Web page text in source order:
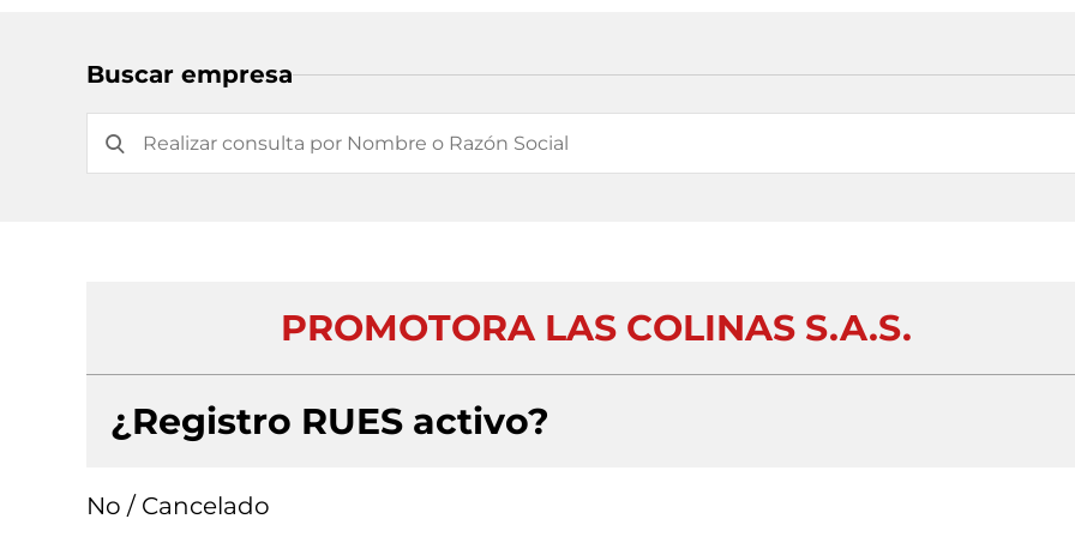
Buscar empresa
PROMOTORA LAS COLINAS S.A.S.
¿Registro RUES activo?
No / Cancelado